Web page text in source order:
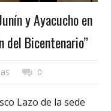
y Ayacucho en
del Bicentenario”
0
Lazo de la sede